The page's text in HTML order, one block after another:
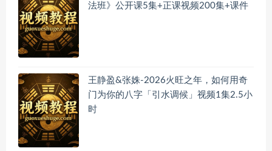
法班》公开课5集+正课视频200集+课件
王静盈&张姝-2026火旺之年，如何用奇
门为你的八字「引水调候」视频1集2.5小
时